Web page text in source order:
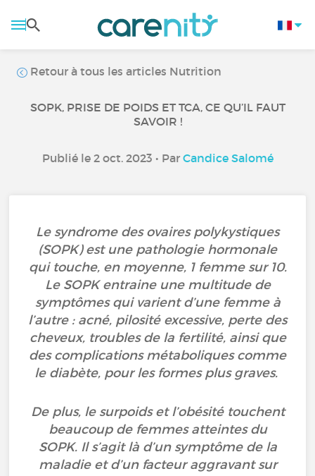
Retour à tous les articles Nutrition
SOPK, PRISE DE POIDS ET TCA, CE QU’IL FAUT
SAVOIR !
Publié le 2 oct. 2023 • Par Candice Salomé
Le syndrome des ovaires polykystiques
(SOPK) est une pathologie hormonale
qui touche, en moyenne, 1 femme sur 10.
Le SOPK entraine une multitude de
symptômes qui varient d’une femme à
l’autre : acné, pilosité excessive, perte des
cheveux, troubles de la fertilité, ainsi que
des complications métaboliques comme
le diabète, pour les formes plus graves.
De plus, le surpoids et l’obésité touchent
beaucoup de femmes atteintes du
SOPK. Il s’agit là d’un symptôme de la
maladie et d’un facteur aggravant sur